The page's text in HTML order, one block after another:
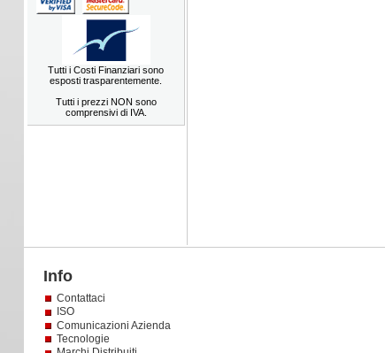
Tutti i Costi Finanziari sono
esposti trasparentemente.
Tutti i prezzi NON sono
comprensivi di IVA.
Info
Contattaci
ISO
Comunicazioni Azienda
Tecnologie